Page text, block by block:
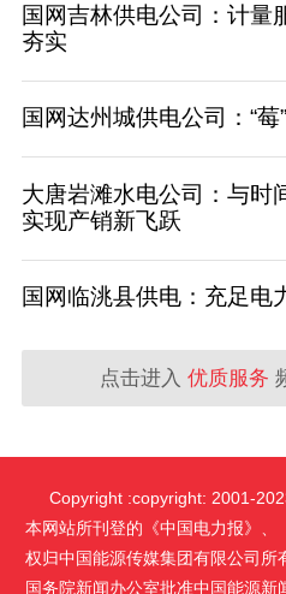
国网吉林供电公司：计量
夯实
国网达州城供电公司：“
大唐岩滩水电公司：与时
实现产销新飞跃
国网临洮县供电：充足电
点击进入 优质服务
Copyright :copyright: 2001-
本网站所刊登的《中国电力报》、
权归中国能源传媒集团有限公司所
国务院新闻办公室批准中国能源